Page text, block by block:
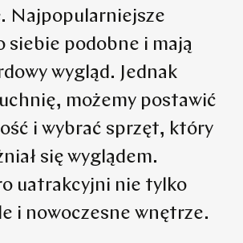
Najpopularniejsze
siebie podobne i mają
wygląd. Jednak
możemy postawić
i wybrać sprzęt, który
się wyglądem.
uatrakcyjni nie tylko
i nowoczesne wnętrze.